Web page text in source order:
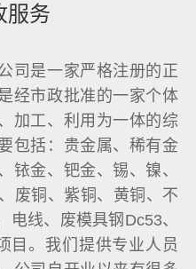
服务
司是一家严格注册的正
经市政批准的一家个体
加工、利用为一体的综
包括：贵金属、稀有金
铱金、钯金、锡、镍、
废铜、紫铜、黄铜、不
线、废模具钢Dc53、
目。我们提供专业人员